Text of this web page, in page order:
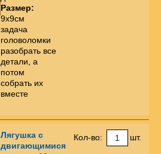
Размер:
9х9см
задача
головоломки
разобрать все
детали, а
потом
собрать их
вместе
Лягушка с
двигающимися
Кол-во: шт.